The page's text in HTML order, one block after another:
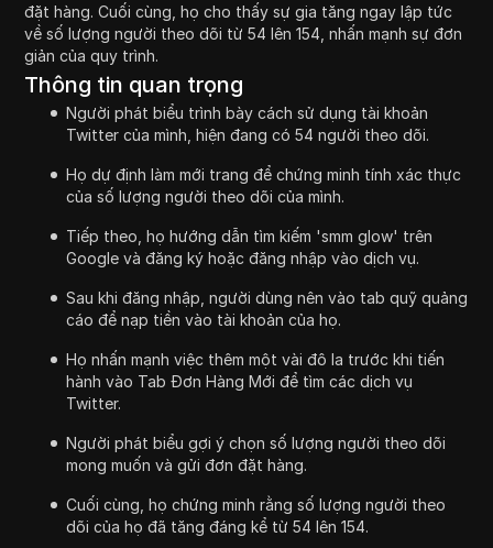
đặt hàng. Cuối cùng, họ cho thấy sự gia tăng ngay lập tức
về số lượng người theo dõi từ 54 lên 154, nhấn mạnh sự đơn
giản của quy trình.
Thông tin quan trọng
Người phát biểu trình bày cách sử dụng tài khoản
Twitter của mình, hiện đang có 54 người theo dõi.
Họ dự định làm mới trang để chứng minh tính xác thực
của số lượng người theo dõi của mình.
Tiếp theo, họ hướng dẫn tìm kiếm 'smm glow' trên
Google và đăng ký hoặc đăng nhập vào dịch vụ.
Sau khi đăng nhập, người dùng nên vào tab quỹ quảng
cáo để nạp tiền vào tài khoản của họ.
Họ nhấn mạnh việc thêm một vài đô la trước khi tiến
hành vào Tab Đơn Hàng Mới để tìm các dịch vụ
Twitter.
Người phát biểu gợi ý chọn số lượng người theo dõi
mong muốn và gửi đơn đặt hàng.
Cuối cùng, họ chứng minh rằng số lượng người theo
dõi của họ đã tăng đáng kể từ 54 lên 154.